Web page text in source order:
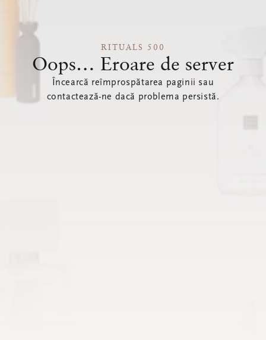
RITUALS 500
Oops… Eroare de server
Încearcă reîmprospătarea paginii sau
contactează-ne dacă problema persistă.